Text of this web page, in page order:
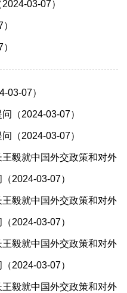
03-07）
03-07）
（2024-03-07）
（2024-03-07）
毅就中国外交政策和对外
2024-03-07）
毅就中国外交政策和对外
2024-03-07）
毅就中国外交政策和对外
2024-03-07）
毅就中国外交政策和对外